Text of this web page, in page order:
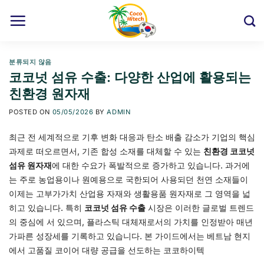
분류되지 않음
코코넛 섬유 수출: 다양한 산업에 활용되는
친환경 원자재
POSTED ON 05/05/2026 BYADMIN
최근 전 세계적으로 기후 변화 대응과 탄소 배출 감소가 기업의 핵심
과제로 떠오르면서, 기존 합성 소재를 대체할 수 있는 친환경 코코넛
섬유 원자재에 대한 수요가 폭발적으로 증가하고 있습니다. 과거에
는 주로 농업용이나 원예용으로 국한되어 사용되던 천연 소재들이
이제는 고부가가치 산업용 자재와 생활용품 원자재로 그 영역을 넓
히고 있습니다. 특히 코코넛 섬유 수출 시장은 이러한 글로벌 트렌드
의 중심에 서 있으며, 플라스틱 대체재로서의 가치를 인정받아 매년
가파른 성장세를 기록하고 있습니다. 본 가이드에서는 베트남 현지
에서 고품질 코이어 대량 공급을 선도하는 코코하이텍